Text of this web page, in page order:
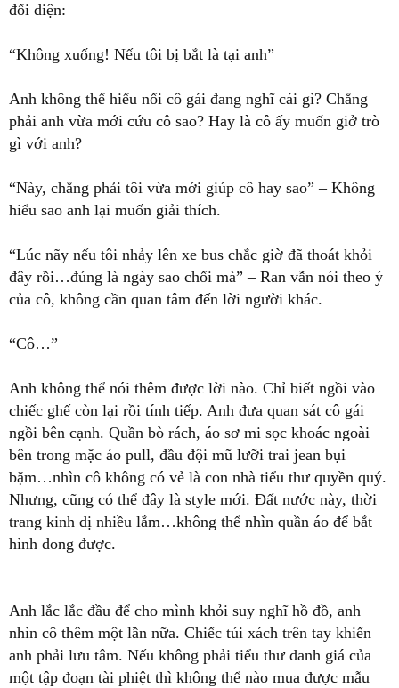
đối diện:
“Không xuống! Nếu tôi bị bắt là tại anh”
Anh không thể hiểu nổi cô gái đang nghĩ cái gì? Chẳng
phải anh vừa mới cứu cô sao? Hay là cô ấy muốn giở trò
gì với anh?
“Này, chẳng phải tôi vừa mới giúp cô hay sao” – Không
hiểu sao anh lại muốn giải thích.
“Lúc nãy nếu tôi nhảy lên xe bus chắc giờ đã thoát khỏi
đây rồi…đúng là ngày sao chổi mà” – Ran vẫn nói theo ý
của cô, không cần quan tâm đến lời người khác.
“Cô…”
Anh không thể nói thêm được lời nào. Chỉ biết ngồi vào
chiếc ghế còn lại rồi tính tiếp. Anh đưa quan sát cô gái
ngồi bên cạnh. Quần bò rách, áo sơ mi sọc khoác ngoài
bên trong mặc áo pull, đầu đội mũ lưỡi trai jean bụi
bặm…nhìn cô không có vẻ là con nhà tiểu thư quyền quý.
Nhưng, cũng có thể đây là style mới. Đất nước này, thời
trang kinh dị nhiều lắm…không thể nhìn quần áo để bắt
hình dong được.
Anh lắc lắc đầu để cho mình khỏi suy nghĩ hồ đồ, anh
nhìn cô thêm một lần nữa. Chiếc túi xách trên tay khiến
anh phải lưu tâm. Nếu không phải tiểu thư danh giá của
một tập đoạn tài phiệt thì không thể nào mua được mẫu